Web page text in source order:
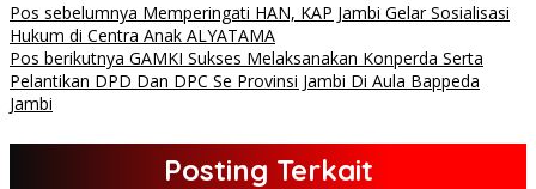
Pos sebelumnya Memperingati HAN, KAP Jambi Gelar Sosialisasi
Hukum di Centra Anak ALYATAMA
Pos berikutnya GAMKI Sukses Melaksanakan Konperda Serta
Pelantikan DPD Dan DPC Se Provinsi Jambi Di Aula Bappeda
Jambi
Posting Terkait